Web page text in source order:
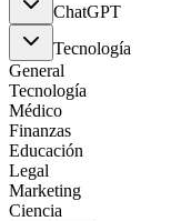
ChatGPT
Tecnología
General
Tecnología
Médico
Finanzas
Educación
Legal
Marketing
Ciencia